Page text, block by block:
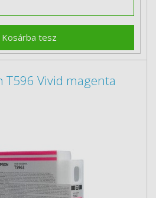
tesz
T596 Vivid magenta